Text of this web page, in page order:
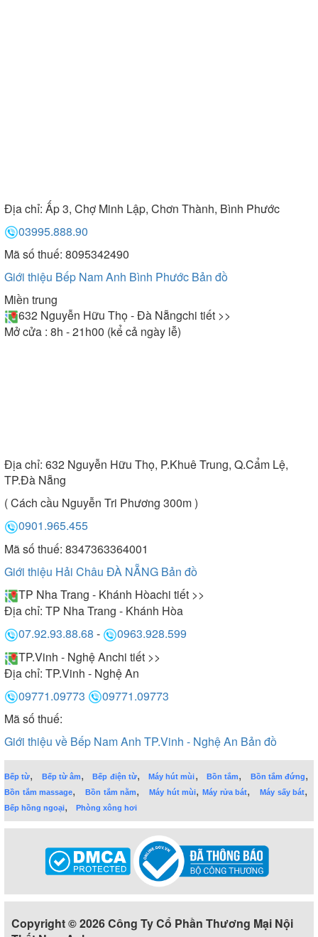
Địa chỉ: Ấp 3, Chợ Minh Lập, Chơn Thành, Bình Phước
03995.888.90
Mã số thuế: 8095342490
Giới thiệu Bếp Nam Anh Bình Phước Bản đồ
Miền trung
632 Nguyễn Hữu Thọ - Đà Nẵngchi tiết >>
Mở cửa : 8h - 21h00 (kể cả ngày lễ)
Địa chỉ: 632 Nguyễn Hữu Thọ, P.Khuê Trung, Q.Cẩm Lệ,
TP.Đà Nẵng
( Cách cầu Nguyễn Tri Phương 300m )
0901.965.455
Mã số thuế: 8347363364001
Giới thiệu Hải Châu ĐÀ NẴNG Bản đồ
TP Nha Trang - Khánh Hòachi tiết >>
Địa chỉ: TP Nha Trang - Khánh Hòa
07.92.93.88.68 -
0963.928.599
TP.Vinh - Nghệ Anchi tiết >>
Địa chỉ: TP.Vinh - Nghệ An
09771.09773
09771.09773
Mã số thuế:
Giới thiệu về Bếp Nam Anh TP.Vinh - Nghệ An Bản đồ
Bếp từ, Bếp từ âm,Bếp điện từ,Máy hút mùi, Bồn tắm, Bồn tắm đứng,
Bồn tắm massage,Bồn tắm nằm,Máy hút mùi,Máy rửa bát,Máy sấy bát,
Bếp hồng ngoại, Phòng xông hơi
Copyright © 2026 Công Ty Cổ Phần Thương Mại Nội